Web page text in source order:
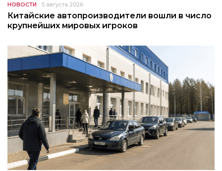
НОВОСТИ 5 августа 2026
Китайские автопроизводители вошли в число
крупнейших мировых игроков